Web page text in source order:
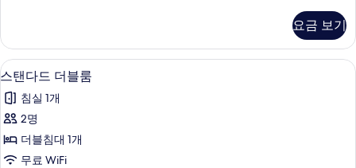
모
두
보
기
히
보
기
두
보
기
female
dorm
자
히
보
요금 보기
스
탠
다
드
더
책상, 방음 설비, 다리미/다리미판, 무
5
스탠다드 더블룸
침실 1개
2명
더블침대 1개
무료 WiFi